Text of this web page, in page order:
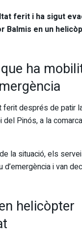
ferit i ha sigut
Balmis en un
ha
ferit després de patir
del Pinós, a la
la situació, els
d’emergència i van
helicòpter